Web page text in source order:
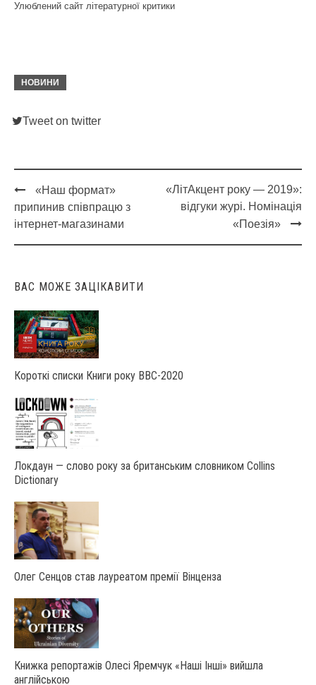
Улюблений сайт літературної критики
НОВИНИ
Tweet on twitter
Post
navigation
«Наш формат»
припинив співпрацю з
інтернет-магазинами
«ЛітАкцент року — 2019»:
відгуки журі. Номінація
«Поезія»
ВАС МОЖЕ ЗАЦІКАВИТИ
Короткі списки Книги року ВВС-2020
Локдаун — слово року за британським словником Collins
Dictionary
Олег Сенцов став лауреатом премії Вінценза
Книжка репортажів Олесі Яремчук «Наші Інші» вийшла
англійською